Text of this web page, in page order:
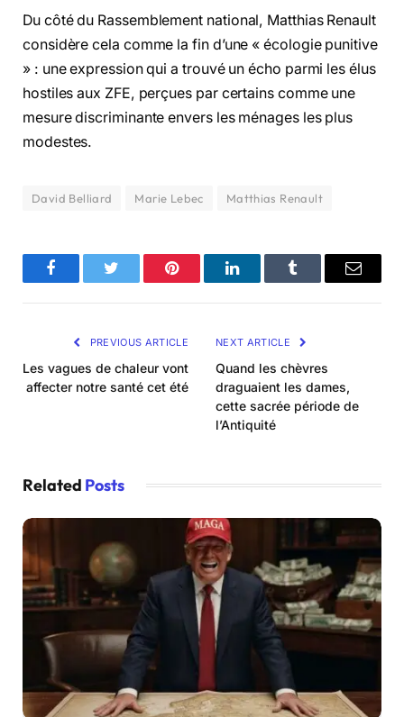
Du côté du Rassemblement national, Matthias Renault
considère cela comme la fin d’une « écologie punitive
» : une expression qui a trouvé un écho parmi les élus
hostiles aux ZFE, perçues par certains comme une
mesure discriminante envers les ménages les plus
modestes.
David Belliard Marie Lebec Matthias Renault
FacebookTwitter Pinterest LinkedInTumblr Email
PREVIOUS ARTICLE
Les vagues de chaleur vont
affecter notre santé cet été
NEXT ARTICLE
Quand les chèvres
draguaient les dames,
cette sacrée période de
l’Antiquité
Related Posts